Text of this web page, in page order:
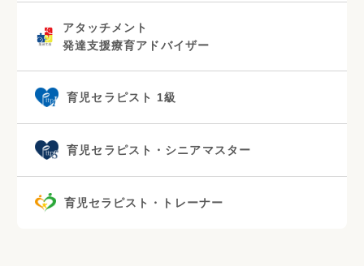
アタッチメント
発達支援療育アドバイザー
育児セラピスト 1級
育児セラピスト・シニアマスター
育児セラピスト・トレーナー